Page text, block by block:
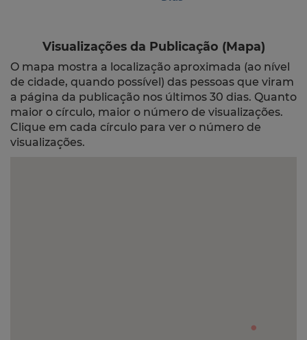
Visualizações da Publicação (Mapa)
O mapa mostra a localização aproximada (ao nível
de cidade, quando possível) das pessoas que viram
a página da publicação nos últimos 30 dias. Quanto
maior o círculo, maior o número de visualizações.
Clique em cada círculo para ver o número de
visualizações.